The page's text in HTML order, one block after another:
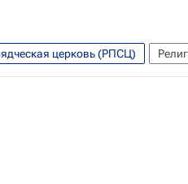
церковь (РПСЦ)